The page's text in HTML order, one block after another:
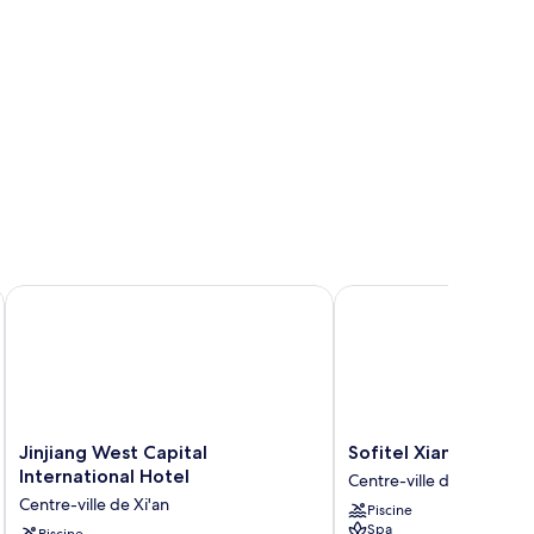
IHG
Jinjiang
West
International
Jinjiang West Capital
International Hotel
Centre-ville de Xi'an
Jinjiang West Capital International Hotel
Sofitel
Xian
on
Renmin
Sofitel Xian on
Centre-ville de Xi'an
Piscine
Spa
Sofitel Xian on Renmin